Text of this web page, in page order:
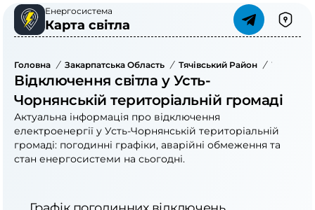
Енергосистема
Карта світла
Головна / Закарпатська Область / Тячівський Район / Усть-
Відключення світла у Усть-
Чорнянській територіальній громаді
Актуальна інформація про відключення
електроенергії у Усть-Чорнянській територіальній
громаді: погодинні графіки, аварійні обмеження та
стан енергосистеми на сьогодні.